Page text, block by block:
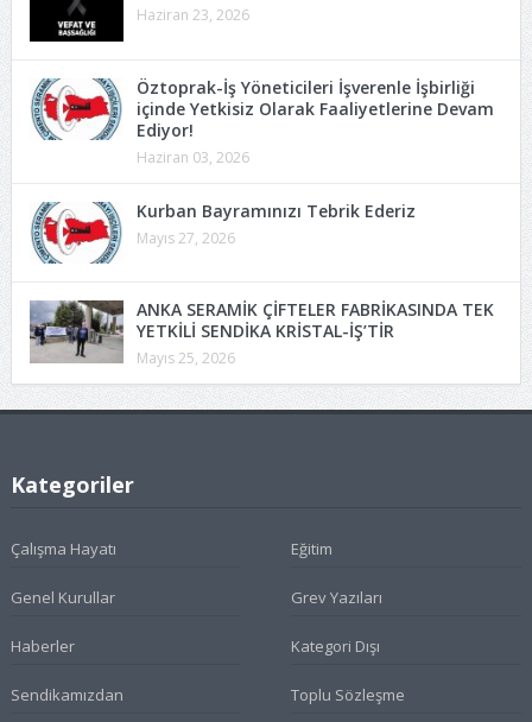
Haziran 23, 2026
Öztoprak-İş Yöneticileri İşverenle İşbirliği
içinde Yetkisiz Olarak Faaliyetlerine Devam
Ediyor!
Haziran 03, 2026
Kurban Bayramınızı Tebrik Ederiz
Mayıs 27, 2026
ANKA SERAMİK ÇİFTELER FABRİKASINDA TEK
YETKİLİ SENDİKA KRİSTAL-İŞ’TİR
Mayıs 25, 2026
Kategoriler
Çalışma Hayatı Eğitim
Genel Kurullar Grev Yazıları
Haberler Kategori Dışı
Sendikamızdan Toplu Sözleşme